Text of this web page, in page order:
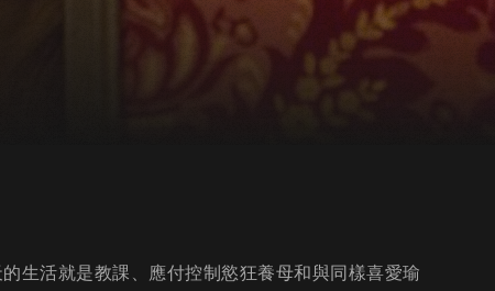
生活就是教課、應付控制慾狂養母和與同樣喜愛瑜